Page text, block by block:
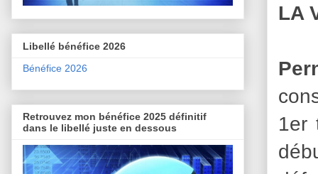
LA
1er
Libellé bénéfice 2026
Bénéfice 2026
Retrouvez mon bénéfice 2025 définitif
dans le libellé juste en dessous